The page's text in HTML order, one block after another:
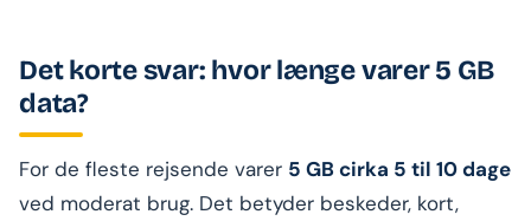
Det korte svar: hvor længe varer 5 GB
data?
For de fleste rejsende varer 5 GB cirka 5 til 10 dage
ved moderat brug. Det betyder beskeder, kort,